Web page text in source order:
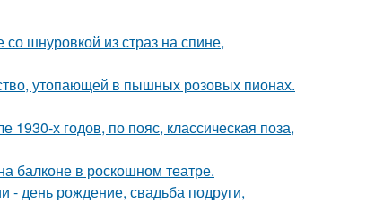
шнуровкой из страз на спине,
утопающей в пышных розовых пионах.
х годов, по пояс, классическая поза,
балконе в роскошном театре.
день рождение, свадьба подруги,